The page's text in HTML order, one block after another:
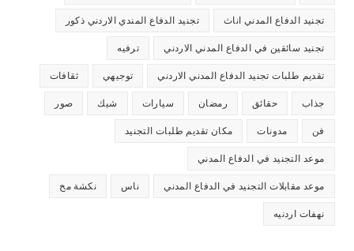
تجنيد الدفاع المدني اناث تجنيد الدفاع المندي الاردني ذكور
تجنيد سائقين في الدفاع المدني الاردني ترفيه
تقديم طلبات تجنيد الدفاع المدني الاردني توجيهي ثقافات
جذاب حقائق رمضان سيارات شيك صور
فن مدونات مكان تقديم طلبات التجنيد
موعد التجنيد في الدفاع المدني
موعد مقابلات التجنيد في الدفاع المدني ناس نكشة مخ
نهفات اردنيه